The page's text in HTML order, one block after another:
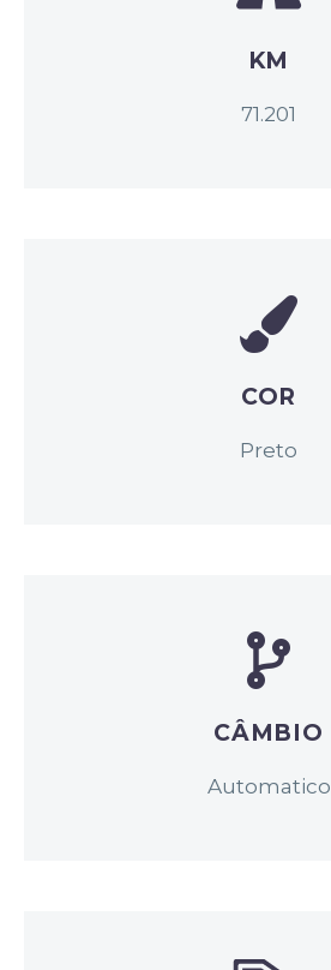
KM
71.201
COR
Preto
CÂMBIO
Automatico